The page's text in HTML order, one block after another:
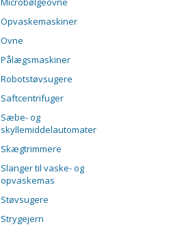
Opvaskemaskiner
Ovne
Pålægsmaskiner
Robotstøvsugere
Saftcentrifuger
Sæbe- og
skyllemiddelautomater
Skægtrimmere
Slanger til vaske- og
opvaskemas
Støvsugere
Strygejern